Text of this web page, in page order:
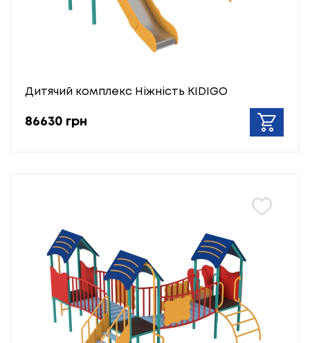
Дитячий комплекс Ніжність KIDIGO
86630 грн